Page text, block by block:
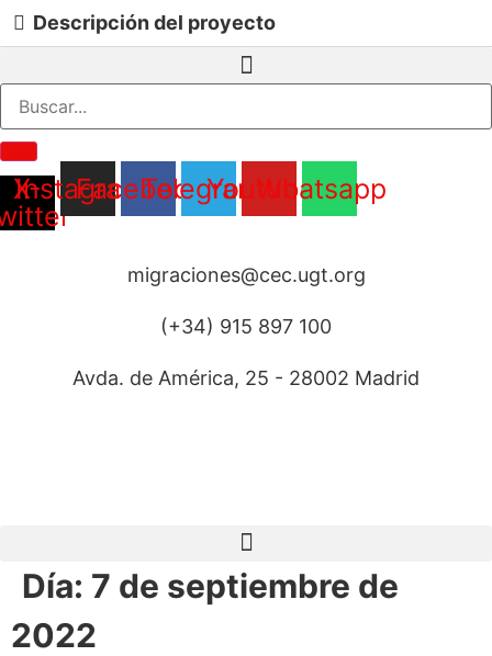
al
Descripción del proyecto
X-
Instagram
Facebook
TelegramYoutube
Whatsapp
migraciones@cec.ugt.org
(+34) 915 897 100
Avda. de América, 25 - 28002 Madrid
Día: 7 de septiembre de
2022